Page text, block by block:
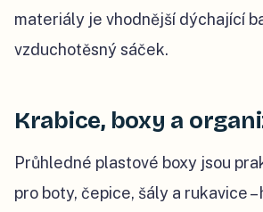
materiály je vhodnější dýchající
vzduchotěsný sáček.
Krabice, boxy a
Průhledné plastové boxy jsou
pro boty, čepice, šály a rukavice